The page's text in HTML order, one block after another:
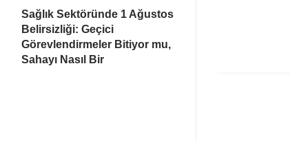
Sağlık Sektöründe 1 Ağustos
Belirsizliği: Geçici
Görevlendirmeler Bitiyor mu,
Sahayı Nasıl Bir